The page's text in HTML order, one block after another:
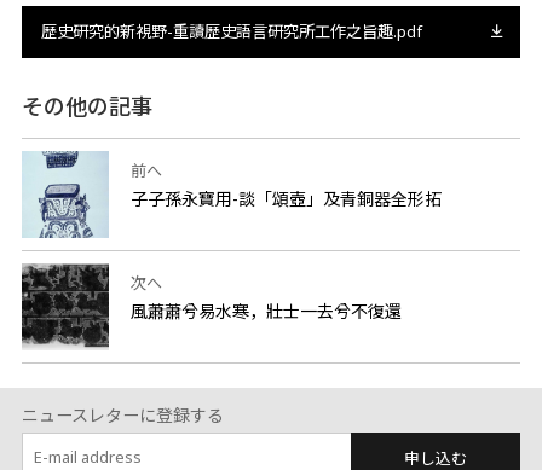
歷史研究的新視野-重讀歷史語言研究所工作之旨趣.pdf
その他の記事
前へ
子子孫永寶用-談「頌壺」及青銅器全形拓
次へ
風蕭蕭兮易水寒，壯士一去兮不復還
ニュースレターに登録する
申し込む